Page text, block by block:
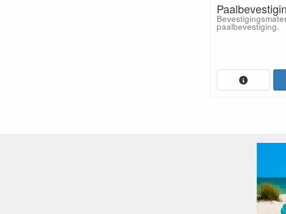
paalbevestiging.